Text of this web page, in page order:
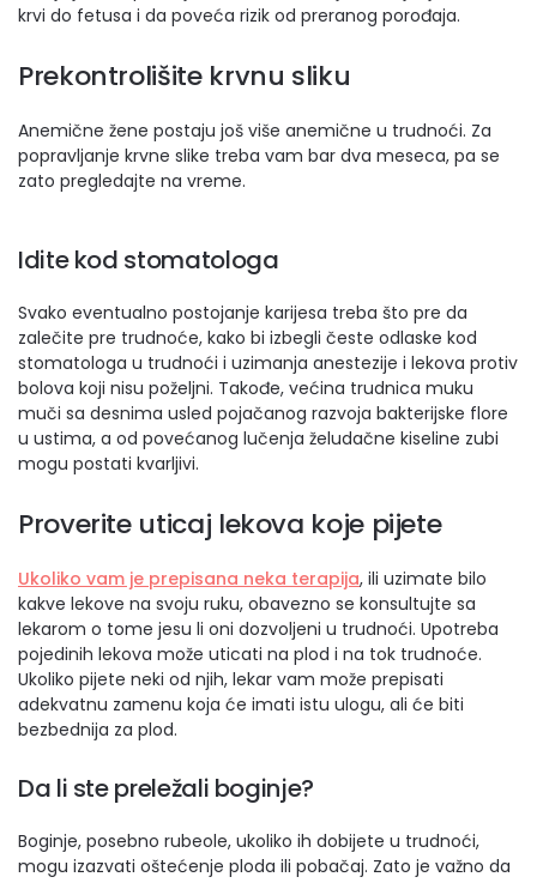
krvi do fetusa i da poveća rizik od preranog porođaja.
Prekontrolišite krvnu sliku
Anemične žene postaju još više anemične u trudnoći. Za
popravljanje krvne slike treba vam bar dva meseca, pa se
zato pregledajte na vreme.
Idite kod stomatologa
Svako eventualno postojanje karijesa treba što pre da
zalečite pre trudnoće, kako bi izbegli česte odlaske kod
stomatologa u trudnoći i uzimanja anestezije i lekova protiv
bolova koji nisu poželjni. Takođe, većina trudnica muku
muči sa desnima usled pojačanog razvoja bakterijske flore
u ustima, a od povećanog lučenja želudačne kiseline zubi
mogu postati kvarljivi.
Proverite uticaj lekova koje pijete
Ukoliko vam je prepisana neka terapija, ili uzimate bilo
kakve lekove na svoju ruku, obavezno se konsultujte sa
lekarom o tome jesu li oni dozvoljeni u trudnoći. Upotreba
pojedinih lekova može uticati na plod i na tok trudnoće.
Ukoliko pijete neki od njih, lekar vam može prepisati
adekvatnu zamenu koja će imati istu ulogu, ali će biti
bezbednija za plod.
Da li ste preležali boginje?
Boginje, posebno rubeole, ukoliko ih dobijete u trudnoći,
mogu izazvati oštećenje ploda ili pobačaj. Zato je važno da